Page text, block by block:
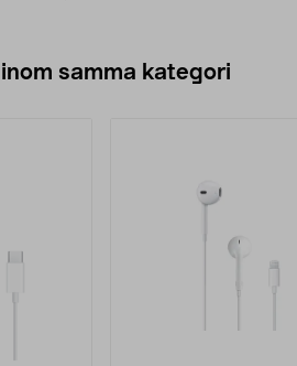
samma kategori